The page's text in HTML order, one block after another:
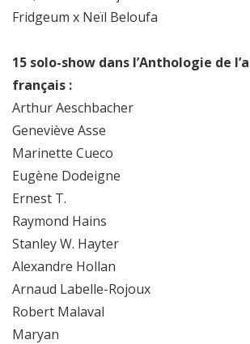
Fridgeum x Neïl Beloufa
15 solo-show dans l’Anthologie de
français :
Arthur Aeschbacher
Geneviève Asse
Marinette Cueco
Eugène Dodeigne
Ernest T.
Raymond Hains
Stanley W. Hayter
Alexandre Hollan
Arnaud Labelle-Rojoux
Robert Malaval
Maryan